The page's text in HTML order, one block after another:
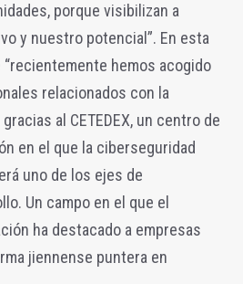
porque visibilizan a
y nuestro potencial”. En esta
“recientemente hemos acogido
relacionados con la
al CETEDEX, un centro de
en el que la ciberseguridad
uno de los ejes de
Un campo en el que el
ha destacado a empresas
jiennense puntera en